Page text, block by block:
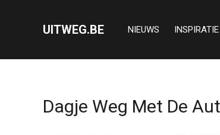
UITWEG.BE NIEUWS INSPIRATIE
Dagje Weg Met De